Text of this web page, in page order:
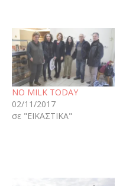
NO MILK TODAY
02/11/2017
σε "ΕΙΚΑΣΤΙΚΑ"